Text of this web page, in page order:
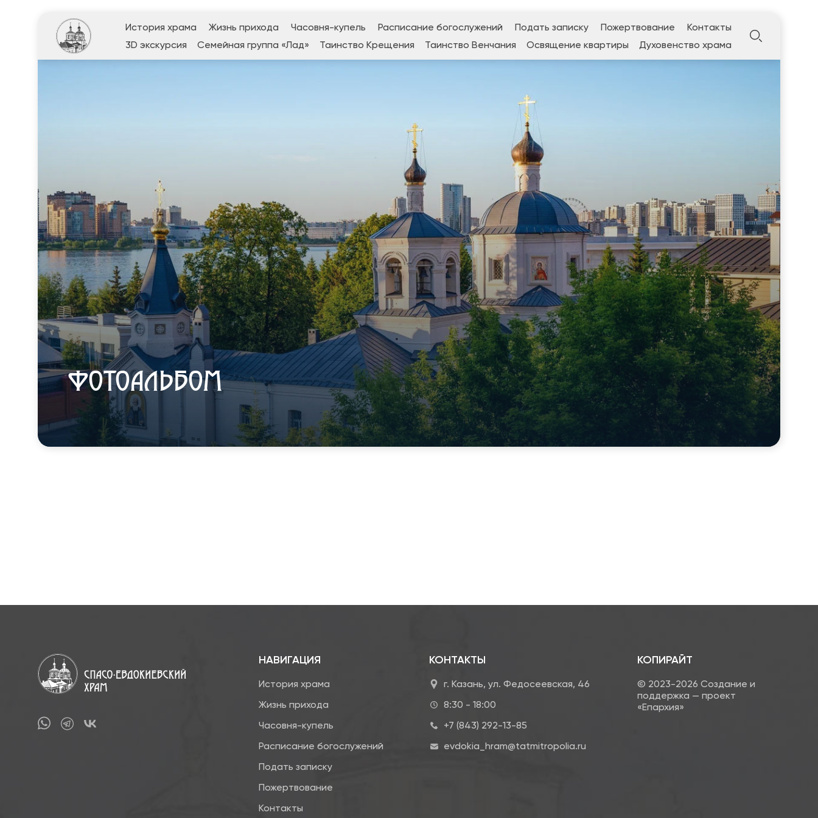
История храма Жизнь прихода Часовня-купель Расписание богослужений Подать записку Пожертвование
Контакты
3D экскурсия
Семейная группа «Лад» Таинство Крещения Таинство Венчания Освящение квартиры Духовенство храма
ФОТОАЛЬБОМ
НАВИГАЦИЯ
История храма
Жизнь прихода
Часовня-купель
Расписание богослужений
Подать записку
Пожертвование
Контакты
КОНТАКТЫ
г. Казань, ул. Федосеевская, 46
8:30 - 18:00
+7 (843) 292-13-85
evdokia_hram@tatmitropolia.ru
КОПИРАЙТ
© 2023-2026 Создание и
поддержка — проект
«Епархия»